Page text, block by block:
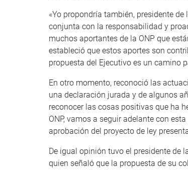
«Yo propondría también, presidente
conjunta con la responsabilidad y
muchos aportantes de la ONP que
estableció que estos aportes son
propuesta del Ejecutivo es un camino
En otro momento, reconoció las
una declaración jurada y de algunos
reconocer las cosas positivas que ha
ONP, vamos a seguir adelante con
aprobación del proyecto de ley
De igual opinión tuvo el presidente de
quien señaló que la propuesta de su